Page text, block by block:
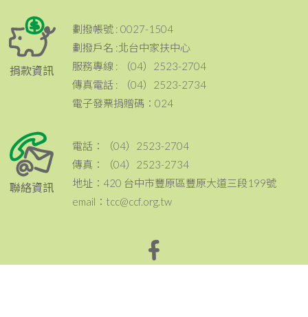
捐款資訊
劃撥帳號 : 0027-1504
劃撥戶名 :北台中家扶中心
服務專線 : （04）2523-2704
傳真電話 : （04）2523-2734
電子發票捐贈碼：024
聯絡資訊
電話：（04）2523-2704
傳真：（04）2523-2734
地址：420 台中市豐原區豐原大道三段199號
email：tcc@ccf.org.tw